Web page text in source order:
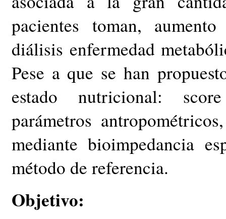
pacientes toman,
diálisis enfermedad
Pese a que se han
estado nutricional:
parámetros
mediante bioimpedancia
método de referencia.
Objetivo: